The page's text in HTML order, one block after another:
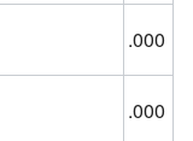
.000
.000